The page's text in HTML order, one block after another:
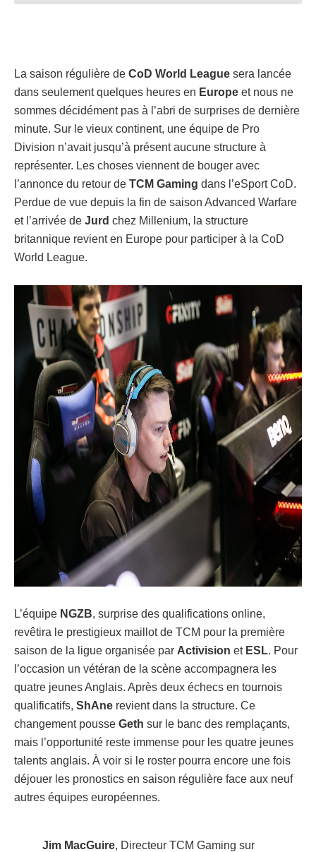
La saison régulière de CoD World League sera lancée
dans seulement quelques heures en Europe et nous ne
sommes décidément pas à l’abri de surprises de dernière
minute. Sur le vieux continent, une équipe de Pro
Division n’avait jusqu’à présent aucune structure à
représenter. Les choses viennent de bouger avec
l’annonce du retour de TCM Gaming dans l’eSport CoD.
Perdue de vue depuis la fin de saison Advanced Warfare
et l’arrivée de Jurd chez Millenium, la structure
britannique revient en Europe pour participer à la CoD
World League.
L’équipe NGZB, surprise des qualifications online,
revêtira le prestigieux maillot de TCM pour la première
saison de la ligue organisée par Activision et ESL. Pour
l’occasion un vétéran de la scène accompagnera les
quatre jeunes Anglais. Après deux échecs en tournois
qualificatifs, ShAne revient dans la structure. Ce
changement pousse Geth sur le banc des remplaçants,
mais l’opportunité reste immense pour les quatre jeunes
talents anglais. À voir si le roster pourra encore une fois
déjouer les pronostics en saison régulière face aux neuf
autres équipes européennes.
Jim MacGuire, Directeur TCM Gaming sur